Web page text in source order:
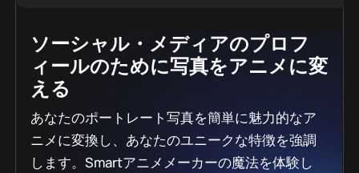
ソーシャル・メディアのプロフ
ィールのために写真をアニメに変
える
あなたのポートレート写真を簡単に魅力的なア
ニメに変換し、あなたのユニークな特徴を強調
します。Smartアニメメーカーの魔法を体験し